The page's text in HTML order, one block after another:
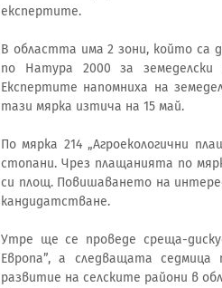
експертите.
В областта има 2 зони, който са
по Натура 2000 за земеделски
Експертите напомниха на
тази мярка изтича на 15 май.
По мярка 214 „Агроекологични
стопани. Чрез плащанията по
си площ. Повишаването на
кандидатстване.
Утре ще се проведе среща-
Европа”, а следващата
развитие на селските райони в